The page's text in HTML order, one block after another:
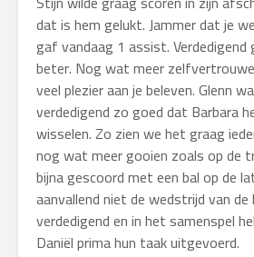
dat is hem gelukt. Jammer dat je
gaf vandaag 1 assist.
beter. Nog wat meer
veel plezier aan je beleven. Glenn
verdedigend zo goed dat Barbara
wisselen. Zo zien we het graag
nog wat meer gooien zoals op de
bijna gescoord met een bal op de
aanvallend niet de wedstrijd van
verdedigend en in het samenspel
Daniël prima hun taak uitgevoerd.